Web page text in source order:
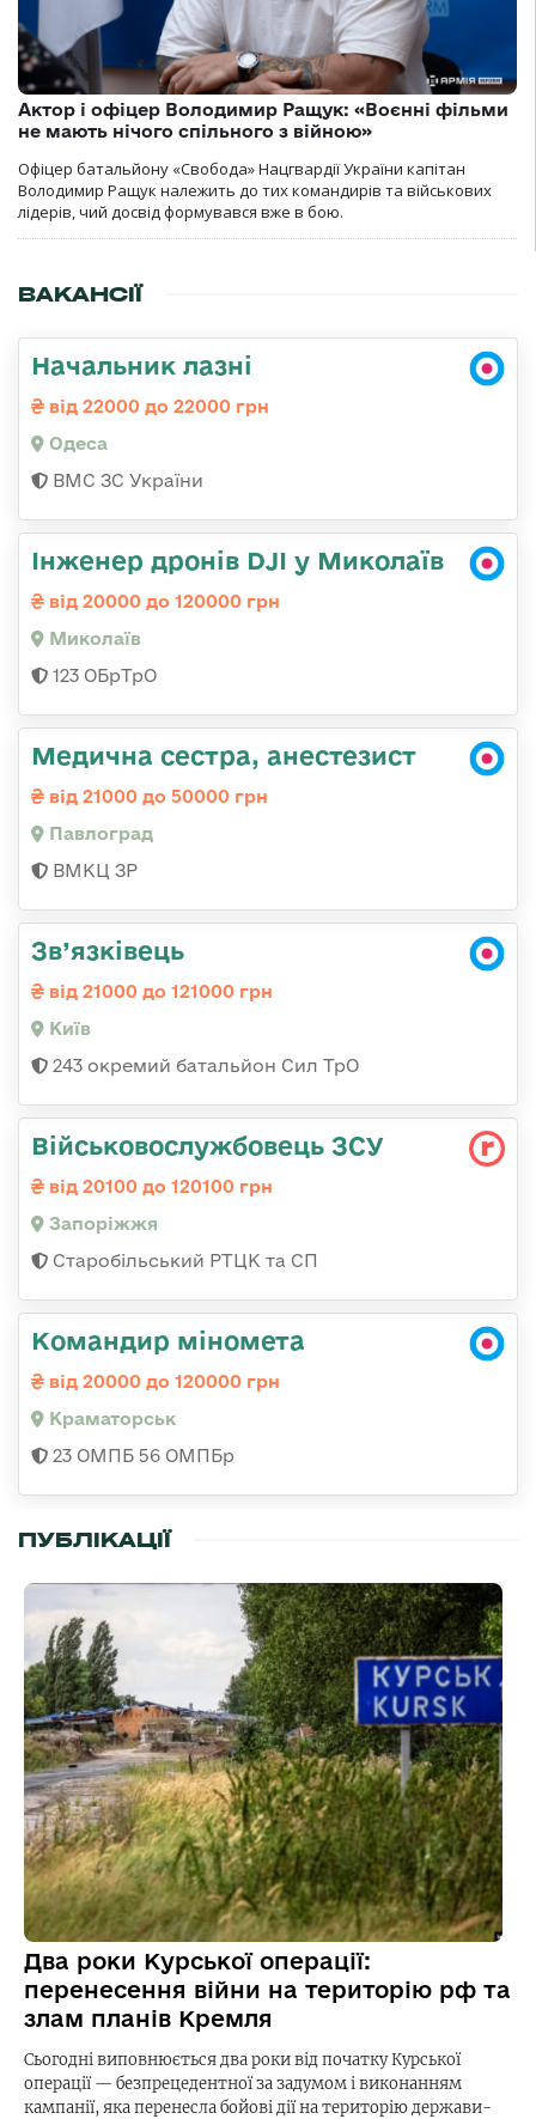
Актор і офіцер Володимир Ращук: «Воєнні фільми
не мають нічого спільного з війною»
Офіцер батальйону «Свобода» Нацгвардії України капітан
Володимир Ращук належить до тих командирів та військових
лідерів, чий досвід формувався вже в бою.
ВАКАНСІЇ
Начальник лазні
від 22000 до 22000 грн
Одеса
ВМС ЗС України
Інженер дронів DJI у Миколаїв
від 20000 до 120000 грн
Миколаїв
123 ОБрТрО
Медична сестра, анестезист
від 21000 до 50000 грн
Павлоград
ВМКЦ ЗР
Зв’язківець
від 21000 до 121000 грн
Київ
243 окремий батальйон Сил ТрО
Військовослужбовець ЗСУ
від 20100 до 120100 грн
Запоріжжя
Старобільський РТЦК та СП
Командир міномета
від 20000 до 120000 грн
Краматорськ
23 ОМПБ 56 ОМПБр
ПУБЛІКАЦІЇ
Два роки Курської операції:
перенесення війни на територію рф та
злам планів Кремля
Сьогодні виповнюється два роки від початку Курської
операції — безпрецедентної за задумом і виконанням
кампанії, яка перенесла бойові дії на територію держави-